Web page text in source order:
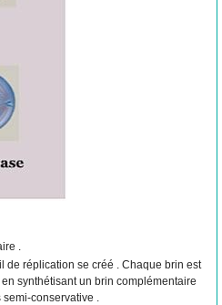
.
de réplication se créé . Chaque brin est
synthétisant un brin complémentaire
conservative .